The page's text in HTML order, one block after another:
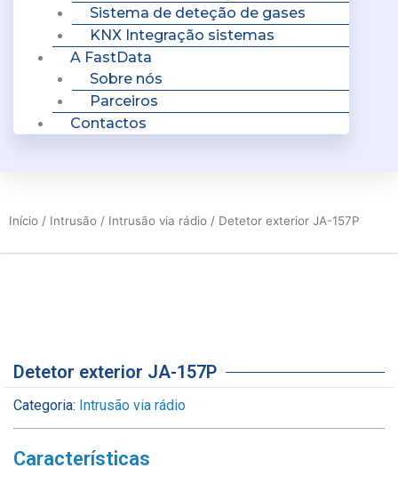
Sistema de deteção de gases
KNX Integração sistemas
A FastData
Sobre nós
Parceiros
Contactos
Início / Intrusão / Intrusão via rádio / Detetor exterior JA-157P
Detetor exterior JA-157P
Categoria: Intrusão via rádio
Características